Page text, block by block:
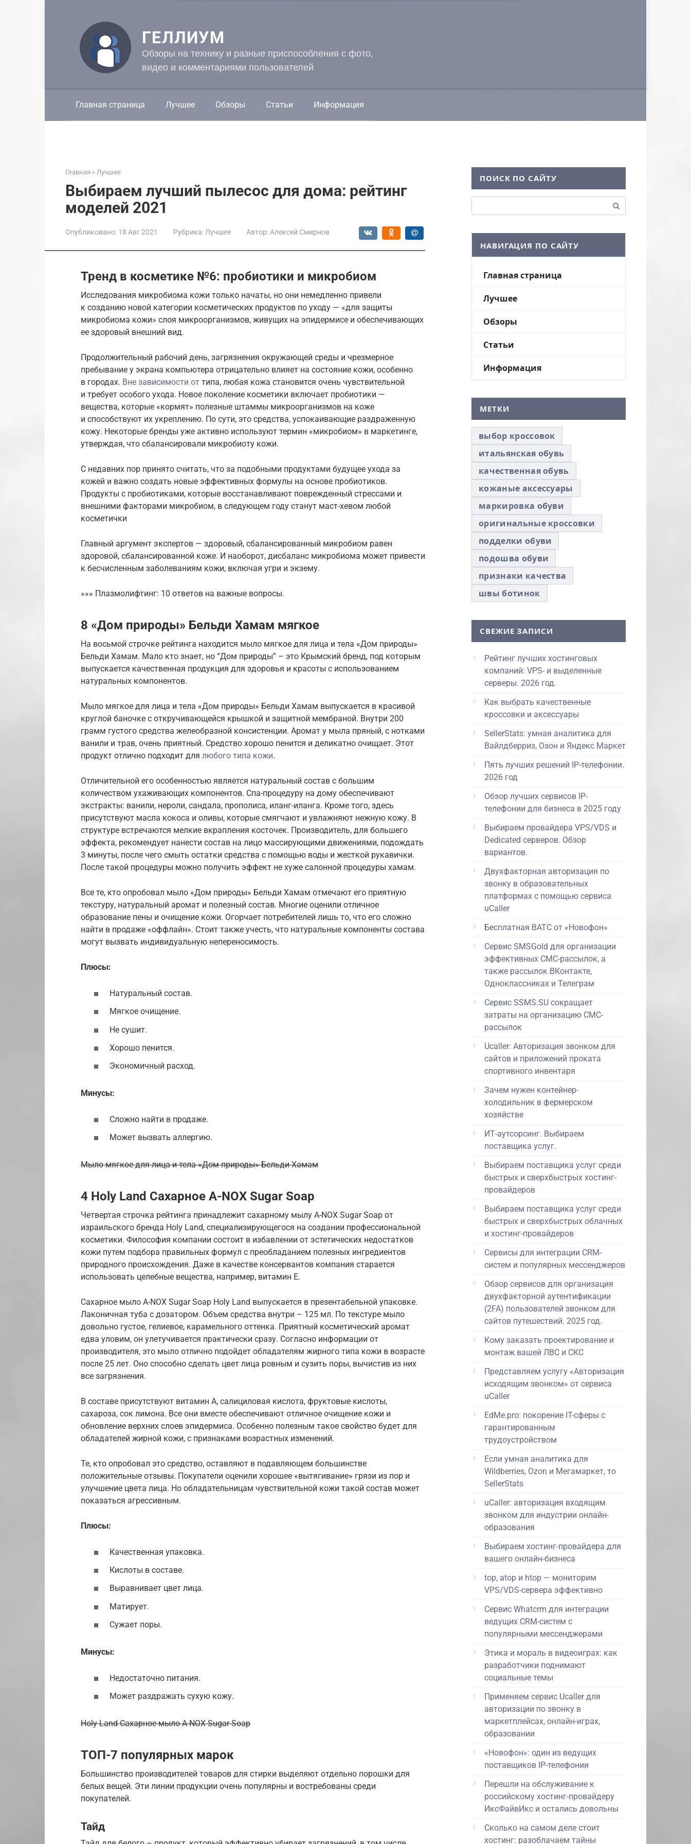
ГЕЛЛИУМ
Обзоры на технику и разные приспособления с фото,
видео и комментариями пользователей
Главная страница Лучшее Обзоры Статьи Информация
Главная » Лучшее
Выбираем лучший пылесос для дома: рейтинг
моделей 2021
Опубликовано: 18 Авг 2021 Рубрика: Лучшее Автор: Алексей Смирнов
Тренд в косметике №6: пробиотики и микробиом
Исследования микробиома кожи только начаты, но они немедленно привели
к созданию новой категории косметических продуктов по уходу — «для защиты
микробиома кожи» слоя микроорганизмов, живущих на эпидермисе и обеспечивающих
ее здоровый внешний вид.
Продолжительный рабочий день, загрязнения окружающей среды и чрезмерное
пребывание у экрана компьютера отрицательно влияет на состояние кожи, особенно
в городах. Вне зависимости от типа, любая кожа становится очень чувствительной
и требует особого ухода. Новое поколение косметики включает пробиотики —
вещества, которые «кормят» полезные штаммы микроорганизмов на коже
и способствуют их укреплению. По сути, это средства, успокаивающие раздраженную
кожу. Некоторые бренды уже активно используют термин «микробиом» в маркетинге,
утверждая, что сбалансировали микробиоту кожи.
С недавних пор принято считать, что за подобными продуктами будущее ухода за
кожей и важно создать новые эффективных формулы на основе пробиотиков.
Продукты с пробиотиками, которые восстанавливают поврежденный стрессами и
внешними факторами микробиом, в следующем году станут маст-хевом любой
косметички
Главный аргумент экспертов — здоровый, сбалансированный микробиом равен
здоровой, сбалансированной коже. И наоборот, дисбаланс микробиома может привести
к бесчисленным заболеваниям кожи, включая угри и экзему.
»»» Плазмолифтинг: 10 ответов на важные вопросы.
8 «Дом природы» Бельди Хамам мягкое
На восьмой строчке рейтинга находится мыло мягкое для лица и тела «Дом природы»
Бельди Хамам. Мало кто знает, но “Дом природы” – это Крымский бренд, под которым
выпускается качественная продукция для здоровья и красоты с использованием
натуральных компонентов.
Мыло мягкое для лица и тела «Дом природы» Бельди Хамам выпускается в красивой
круглой баночке с откручивающейся крышкой и защитной мембраной. Внутри 200
грамм густого средства желеобразной консистенции. Аромат у мыла пряный, с нотками
ванили и трав, очень приятный. Средство хорошо пенится и деликатно очищает. Этот
продукт отлично подходит для любого типа кожи.
Отличительной его особенностью является натуральный состав с большим
количеством ухаживающих компонентов. Спа-процедуру на дому обеспечивают
экстракты: ванили, нероли, сандала, прополиса, иланг-иланга. Кроме того, здесь
присутствуют масла кокоса и оливы, которые смягчают и увлажняют нежную кожу. В
структуре встречаются мелкие вкрапления косточек. Производитель, для большего
эффекта, рекомендует нанести состав на лицо массирующими движениями, подождать
3 минуты, после чего смыть остатки средства с помощью воды и жесткой рукавички.
После такой процедуры можно получить эффект не хуже салонной процедуры хамам.
Все те, кто опробовал мыло «Дом природы» Бельди Хамам отмечают его приятную
текстуру, натуральный аромат и полезный состав. Многие оценили отличное
образование пены и очищение кожи. Огорчает потребителей лишь то, что его сложно
найти в продаже «оффлайн». Стоит также учесть, что натуральные компоненты состава
могут вызвать индивидуальную непереносимость.
Плюсы:
Натуральный состав.
Мягкое очищение.
Не сушит.
Хорошо пенится.
Экономичный расход.
Минусы:
Сложно найти в продаже.
Может вызвать аллергию.
Мыло мягкое для лица и тела «Дом природы» Бельди Хамам
4 Holy Land Сахарное A-NOX Sugar Soap
Четвертая строчка рейтинга принадлежит сахарному мылу A-NOX Sugar Soap от
израильского бренда Holy Land, специализирующегося на создании профессиональной
косметики. Философия компании состоит в избавлении от эстетических недостатков
кожи путем подбора правильных формул с преобладанием полезных ингредиентов
природного происхождения. Даже в качестве консервантов компания старается
использовать целебные вещества, например, витамин Е.
Сахарное мыло A-NOX Sugar Soap Holy Land выпускается в презентабельной упаковке.
Лаконичная туба с дозатором. Объем средства внутри – 125 мл. По текстуре мыло
довольно густое, гелиевое, карамельного оттенка. Приятный косметический аромат
едва уловим, он улетучивается практически сразу. Согласно информации от
производителя, это мыло отлично подойдет обладателям жирного типа кожи в возрасте
после 25 лет. Оно способно сделать цвет лица ровным и сузить поры, вычистив из них
все загрязнения.
В составе присутствуют витамин А, салициловая кислота, фруктовые кислоты,
сахароза, сок лимона. Все они вместе обеспечивают отличное очищение кожи и
обновление верхних слоев эпидермиса. Особенно полезным такое свойство будет для
обладателей жирной кожи, с признаками возрастных изменений.
Те, кто опробовал это средство, оставляют в подавляющем большинстве
положительные отзывы. Покупатели оценили хорошее «вытягивание» грязи из пор и
улучшение цвета лица. Но обладательницам чувствительной кожи такой состав может
показаться агрессивным.
Плюсы:
Качественная упаковка.
Кислоты в составе.
Выравнивает цвет лица.
Матирует.
Сужает поры.
Минусы:
Недостаточно питания.
Может раздражать сухую кожу.
Holy Land Сахарное мыло A-NOX Sugar Soap
ТОП-7 популярных марок
Большинство производителей товаров для стирки выделяют отдельно порошки для
белых вещей. Эти линии продукции очень популярны и востребованы среди
покупателей.
Тайд
ПОИСК ПО САЙТУ
НАВИГАЦИЯ ПО САЙТУ
Главная страница
Лучшее
Обзоры
Статьи
Информация
МЕТКИ
выбор кроссовок
итальянская обувь
качественная обувь
кожаные аксессуары
маркировка обуви
оригинальные кроссовки
подделки обуви
подошва обуви
признаки качества
швы ботинок
СВЕЖИЕ ЗАПИСИ
Рейтинг лучших хостинговых
компаний: VPS- и выделенные
серверы. 2026 год.
Как выбрать качественные
кроссовки и аксессуары
SellerStats: умная аналитика для
Вайлдберриз, Озон и Яндекс Маркет
Пять лучших решений IP-телефонии.
2026 год
Обзор лучших сервисов IP-
телефонии для бизнеса в 2025 году
Выбираем провайдера VPS/VDS и
Dedicated серверов. Обзор
вариантов.
Двухфакторная авторизация по
звонку в образовательных
платформах с помощью сервиса
uCaller
Бесплатная ВАТС от «Новофон»
Сервис SMSGold для организации
эффективных СМС-рассылок, а
также рассылок ВКонтакте,
Одноклассниках и Телеграм
Сервис SSMS.SU сокращает
затраты на организацию СМС-
рассылок
Ucaller: Авторизация звонком для
сайтов и приложений проката
спортивного инвентаря
Зачем нужен контейнер-
холодильник в фермерском
хозяйстве
ИТ-аутсорсинг. Выбираем
поставщика услуг.
Выбираем поставщика услуг среди
быстрых и сверхбыстрых хостинг-
провайдеров
Выбираем поставщика услуг среди
быстрых и сверхбыстрых облачных
и хостинг-провайдеров
Сервисы для интеграции CRM-
систем и популярных мессенджеров
Обзор сервисов для организация
двухфакторной аутентификации
(2FA) пользователей звонком для
сайтов путешествий. 2025 год.
Кому заказать проектирование и
монтаж вашей ЛВС и СКС
Представляем услугу «Авторизация
исходящим звонком» от сервиса
uCaller
EdMe.pro: покорение IT-сферы с
гарантированным
трудоустройством
Если умная аналитика для
Wildberries, Ozon и Мегамаркет, то
SellerStats
uCaller: авторизация входящим
звонком для индустрии онлайн-
образования
Выбираем хостинг-провайдера для
вашего онлайн-бизнеса
top, atop и htop — мониторим
VPS/VDS-сервера эффективно
Сервис Whatcrm для интеграции
ведущих CRM-систем с
популярными мессенджерами
Этика и мораль в видеоиграх: как
разработчики поднимают
социальные темы
Применяем сервис Ucaller для
авторизации по звонку в
маркетплейсах, онлайн-играх,
образовании
«Новофон»: один из ведущих
поставщиков IP-телефонии
Перешли на обслуживание к
российскому хостинг-провайдеру
ИксФайвИкс и остались довольны
Сколько на самом деле стоит
хостинг: разоблачаем тайны